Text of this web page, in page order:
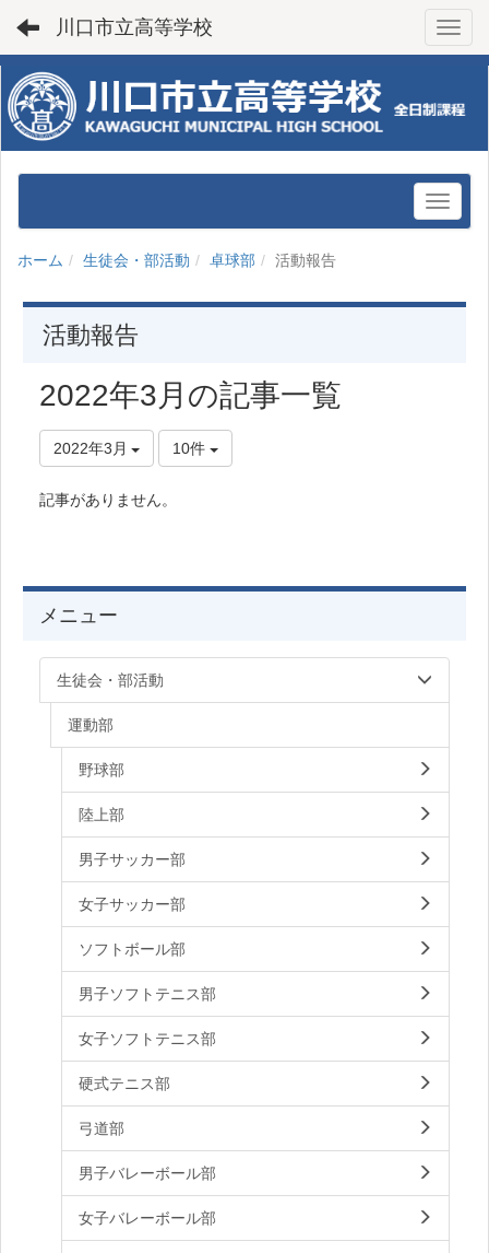
川口市立高等学校
ホーム 生徒会・部活動 卓球部 活動報告
活動報告
2022年3月の記事一覧
2022年3月 10件
記事がありません。
メニュー
生徒会・部活動
運動部
野球部
陸上部
男子サッカー部
女子サッカー部
ソフトボール部
男子ソフトテニス部
女子ソフトテニス部
硬式テニス部
弓道部
男子バレーボール部
女子バレーボール部